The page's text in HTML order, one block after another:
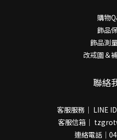
購物
飾品
飾品測
改戒圍＆
聯絡
客服服務｜ LINE
客服信箱｜
連絡電話｜